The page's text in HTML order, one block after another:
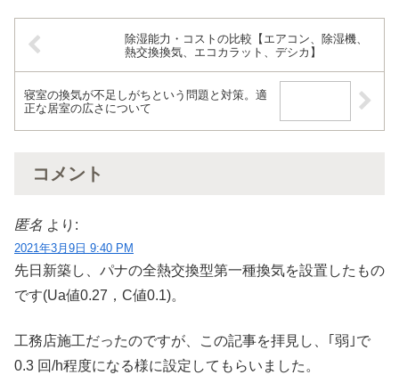
除湿能力・コストの比較【エアコン、除湿機、
熱交換換気、エコカラット、デシカ】
寝室の換気が不足しがちという問題と対策。適
正な居室の広さについて
コメント
匿名 より:
2021年3月9日 9:40 PM
先日新築し、パナの全熱交換型第一種換気を設置したもの
です(Ua値0.27，C値0.1)。
工務店施工だったのですが、この記事を拝見し、｢弱｣で
0.3 回/h程度になる様に設定してもらいました。